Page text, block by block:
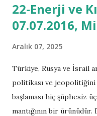
Lakin görüşmelerle ilgili
bilgilendirme toplantısı
seçilmiş olan yasal ve
tarzında suçlama ve
hükümete karşı Kıbrıs
hangi ruh hali içinde
durumdur. Milliyet
22-Enerji ve
07.07.2016,
Aralık 07, 2025
Türkiye, Rusya ve İsrail
politikası ve
başlaması hiç şüphesiz
mantığının bir ürünüdür.